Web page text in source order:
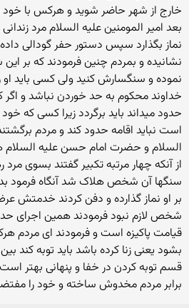
خارج از شهر حاضر شوید و هرکس با خود
بعد امیر المومنین علیه السلام مرد
نماز بگذارد سپس دستور حفر گودالی
نشانیده و بمردم چنین فرمودند که بر
نموده و سنگسارش کنید ولی کسی باید او
خداوند محکوم به حد خوردن نباشد و
حدود میداند باید برگردد زیرا کسی
است نباید اقامه حدود کند و مردم
السلام و حضرت امام حسن علیه
از آنکه چهار مرتبه تکبیر گفتند بسوی مرد
سنگها آن شخص هلاک شد آنگاه فرمود
بر او نماز گذارده و دفن کردند خدمتش
شخص لازم نبود فرمودند همین اجرای حد
قیامت پاکیزه است و فرمودند ای مردم
بشود یعنی زنا کرده باشد باید توبه کند
قسم توبه کردن در خفا و پنهانی بهتر
برابر مردم مخدوش ساخته و خود را